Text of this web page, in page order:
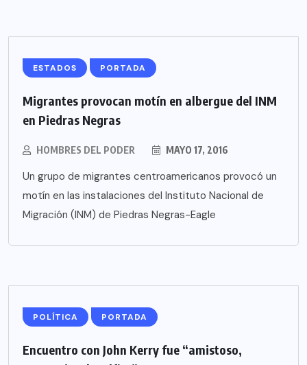
ESTADOS PORTADA
Migrantes provocan motín en albergue del INM
en Piedras Negras
HOMBRES DEL PODER MAYO 17, 2016
Un grupo de migrantes centroamericanos provocó un
motín en las instalaciones del Instituto Nacional de
Migración (INM) de Piedras Negras-Eagle
POLÍTICA PORTADA
Encuentro con John Kerry fue “amistoso,